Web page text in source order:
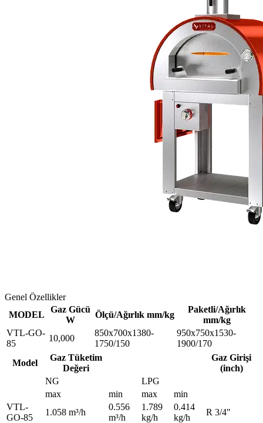
Genel Özellikler
MODEL
Gaz Gücü
W
Ölçü/Ağırlık mm/kg
Paketli/Ağırlık
mm/kg
VTL-GO-
85
10,000
850x700x1380-
1750/150
950x750x1530-
1900/170
Model
Gaz Tüketim
Değeri
Gaz Girişi
(inch)
NG
LPG
max
min max
min
VTL-
GO-85
1.058 m³/h
0.556
m³/h
1.789
kg/h
0.414
kg/h
R 3/4"